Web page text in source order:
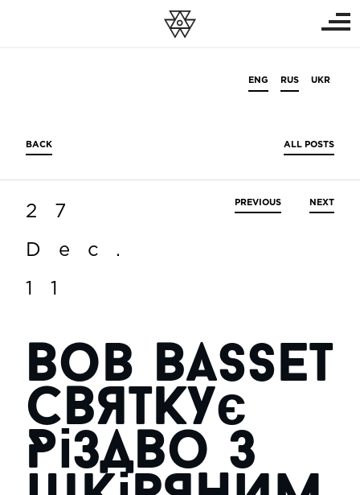
ENG RUS UKR
BACK ALL POSTS
27
Dec.
11
Bob Basset
святкує
Різдво з
PREVIOUS NEXT